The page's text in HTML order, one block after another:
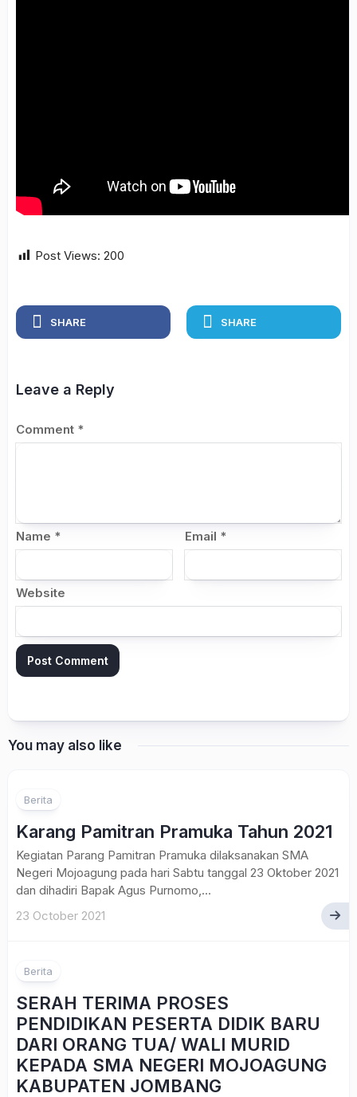
Post Views: 200
SHARE SHARE
Leave a Reply
Comment *
Name * Email *
Website
You may also like
Berita
Karang Pamitran Pramuka Tahun 2021
Kegiatan Parang Pamitran Pramuka dilaksanakan SMA
Negeri Mojoagung pada hari Sabtu tanggal 23 Oktober 2021
dan dihadiri Bapak Agus Purnomo,...
23 October 2021
Berita
SERAH TERIMA PROSES
PENDIDIKAN PESERTA DIDIK BARU
DARI ORANG TUA/ WALI MURID
KEPADA SMA NEGERI MOJOAGUNG
KABUPATEN JOMBANG